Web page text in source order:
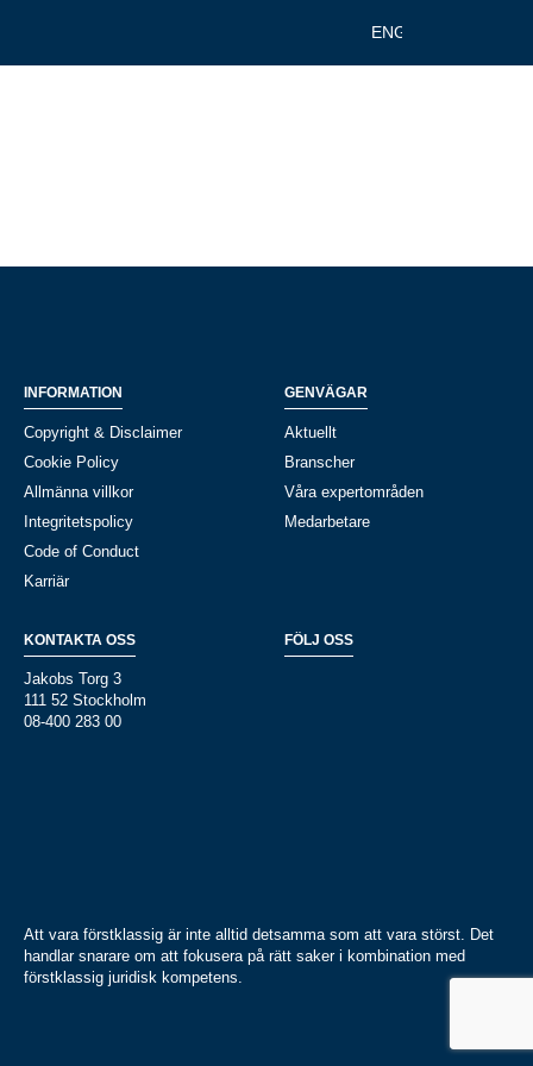
ENGELSKA
INFORMATION
Copyright & Disclaimer
Cookie Policy
Allmänna villkor
Integritetspolicy
Code of Conduct
Karriär
GENVÄGAR
Aktuellt
Branscher
Våra expertområden
Medarbetare
KONTAKTA OSS
Jakobs Torg 3
111 52 Stockholm
08-400 283 00
FÖLJ OSS
Att vara förstklassig är inte alltid detsamma som att vara störst. Det
handlar snarare om att fokusera på rätt saker i kombination med
förstklassig juridisk kompetens.